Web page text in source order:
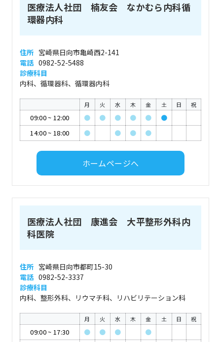
医療法人社団 楠友会 なかむら内科循
環器内科
住所 宮崎県日向市亀崎西2-141
電話 0982-52-5488
診療科目
内科、循環器科、循環器内科
月 火 水 木 金 土 日 祝
09:00~ 12:00 ● ● ● ● ●
●
14:00~ 18:00 ● ● ● ●
ホームページへ
医療法人社団 康進会 大平整形外科内
科医院
住所 宮崎県日向市都町15-30
電話 0982-52-3337
診療科目
内科、整形外科、リウマチ科、リハビリテーション科
月 火 水 木 金 土 日 祝
09:00~ 17:30 ● ● ●
●